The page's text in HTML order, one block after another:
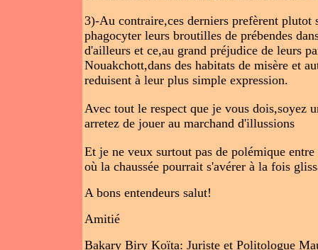
3)-Au contraire,ces derniers prefèrent
phagocyter leurs broutilles de prébendes
d'ailleurs et ce,au grand préjudice de leurs
Nouakchott,dans des habitats de misère et
reduisent à leur plus simple expression.
Avec tout le respect que je vous dois,soyez
arretez de jouer au marchand d'illussions
Et je ne veux surtout pas de polémique
où la chaussée pourrait s'avérer à la fois
A bons entendeurs salut!
Amitié
Bakary Biry Koïta: Juriste et Politologue